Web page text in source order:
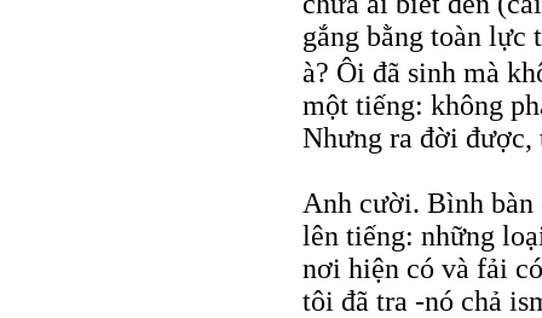
gắng bằng toàn lực
à? Ôi đã sinh mà
một tiếng: không
Nhưng ra đời
Anh cười. Bình bàn
lên tiếng: những
nơi hiện có và fải
tôi đã tra -nó chả